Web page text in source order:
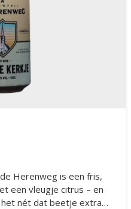
Herenweg is een fris,
een vleugje citrus – en
nét dat beetje extra